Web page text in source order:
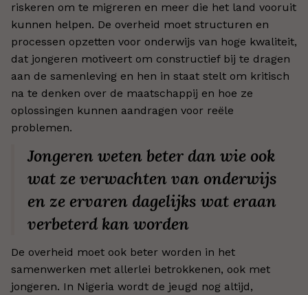
riskeren om te migreren en meer die het land vooruit
kunnen helpen. De overheid moet structuren en
processen opzetten voor onderwijs van hoge kwaliteit,
dat jongeren motiveert om constructief bij te dragen
aan de samenleving en hen in staat stelt om kritisch
na te denken over de maatschappij en hoe ze
oplossingen kunnen aandragen voor reële
problemen.
Jongeren weten beter dan wie ook
wat ze verwachten van onderwijs
en ze ervaren dagelijks wat eraan
verbeterd kan worden
De overheid moet ook beter worden in het
samenwerken met allerlei betrokkenen, ook met
jongeren. In Nigeria wordt de jeugd nog altijd,